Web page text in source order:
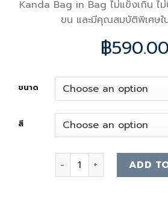
Kanda Bag in Bag ไม่แข็งเกิน ไม่
ขน และมีคุณสมบัติพิเศษใ
฿590.00
ขนาด
สี
celine belt bag ADD